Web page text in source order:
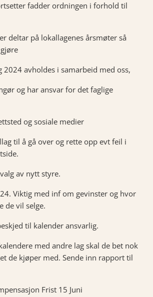
fadder ordningen i forhold til
deltar på lokallagenes årsmøter så
2024 avholdes i samarbeid med oss,
og har ansvar for det faglige
og sosiale medier
til å gå over og rette opp evt feil i
av nytt styre.
Viktig med inf om gevinster og hvor
de vil selge.
til kalender ansvarlig.
med andre lag skal de bet nok
de kjøper med. Sende inn rapport til
Frist 15 Juni